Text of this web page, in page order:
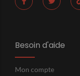
Besoin d'aide
Mon compte